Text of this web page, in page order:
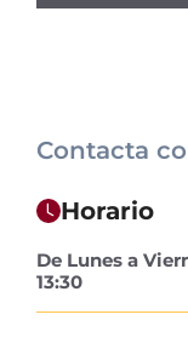
Contacta
Horario
De Lunes a
13:30